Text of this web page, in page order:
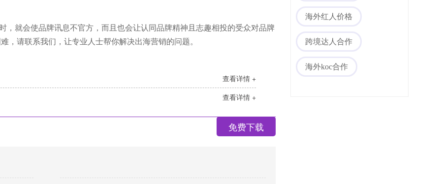
，就会使品牌讯息不官方，而且也会让认同品牌精神且志趣相投的受众对品牌
，请联系我们，让专业人士帮你解决出海营销的问题。
查看详情 +
查看详情 +
免费下载
海外红人价格
跨境达人合作
海外koc合作